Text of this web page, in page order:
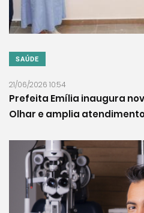
SAÚDE
21/06/2026 10:54
Prefeita Emília inaugura
Olhar e amplia